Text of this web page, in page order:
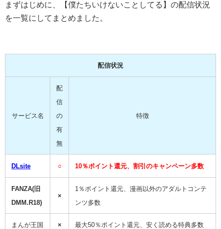
まずはじめに、【僕たちいけないことしてる】の配信状況
を一覧にしてまとめました。
配信状況
サービス名
配
信
の
有
無
特徴
DLsite ○ 10％ポイント還元、割引のキャンペーン多数
FANZA(旧
DMM.R18)
×
1％ポイント還元、漫画以外のアダルトコンテ
ンツ多数
まんが王国 × 最大50％ポイント還元、安く読める特典多数